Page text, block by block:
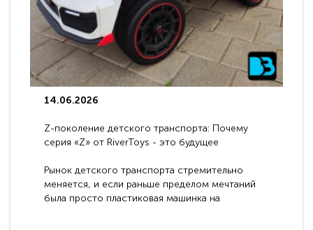
14.06.2026
Z-поколение детского транспорта: Почему
серия «Z» от RiverToys - это будущее
Рынок детского транспорта стремительно
меняется, и если раньше пределом мечтаний
была просто пластиковая машинка на